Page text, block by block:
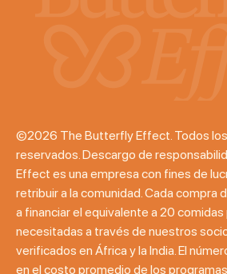
©2026 The Butterfly Effect. Todos
reservados. Descargo de
Effect es una empresa con fines de
retribuir a la comunidad. Cada compra
a financiar el equivalente a 20
necesitadas a través de nuestros
verificados en África y la India. El
en el costo promedio de los